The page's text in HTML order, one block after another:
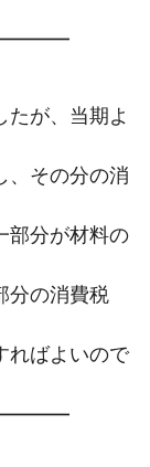
たが、当期よ
、その分の消
部分が材料の
分の消費税
ればよいので